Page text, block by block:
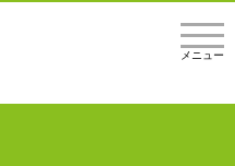
メニュー